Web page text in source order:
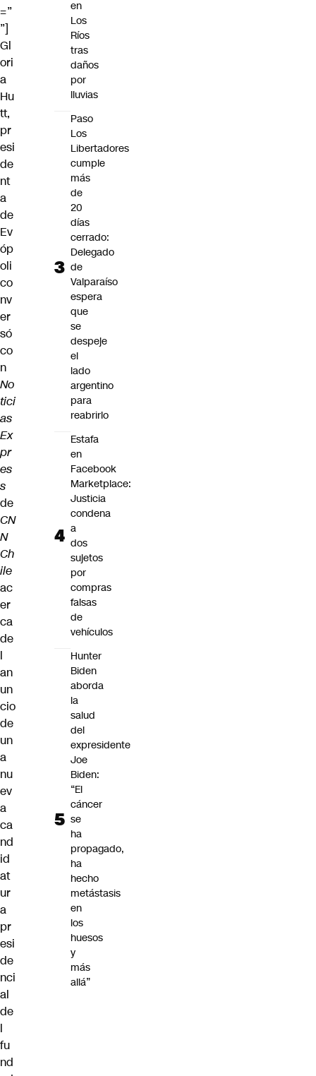
=”
”]
Gl
ori
a
Hu
tt,
pr
esi
de
nt
a
de
Ev
óp
oli
co
nv
er
só
co
n
No
tici
as
Ex
pr
es
s
de
CN
N
Ch
ile
ac
er
ca
de
l
an
un
cio
de
un
a
nu
ev
a
ca
nd
id
at
ur
a
pr
esi
de
nci
al
de
l
fu
nd
en
Los
Ríos
tras
daños
por
lluvias
Paso
Los
Libertadores
cumple
más
de
20
días
cerrado:
Delegado
de
Valparaíso
espera
que
se
despeje
el
lado
argentino
para
reabrirlo
Estafa
en
Facebook
Marketplace:
Justicia
condena
a
dos
sujetos
por
compras
falsas
de
vehículos
Hunter
Biden
aborda
la
salud
del
expresidente
Joe
Biden:
“El
cáncer
se
ha
propagado,
ha
hecho
metástasis
en
los
huesos
y
más
allá”